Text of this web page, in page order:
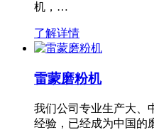
机，…
了解详情
雷蒙磨粉机
我们公司专业生产大、
经验，已经成为中国的